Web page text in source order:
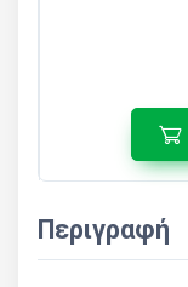
Περιγραφή